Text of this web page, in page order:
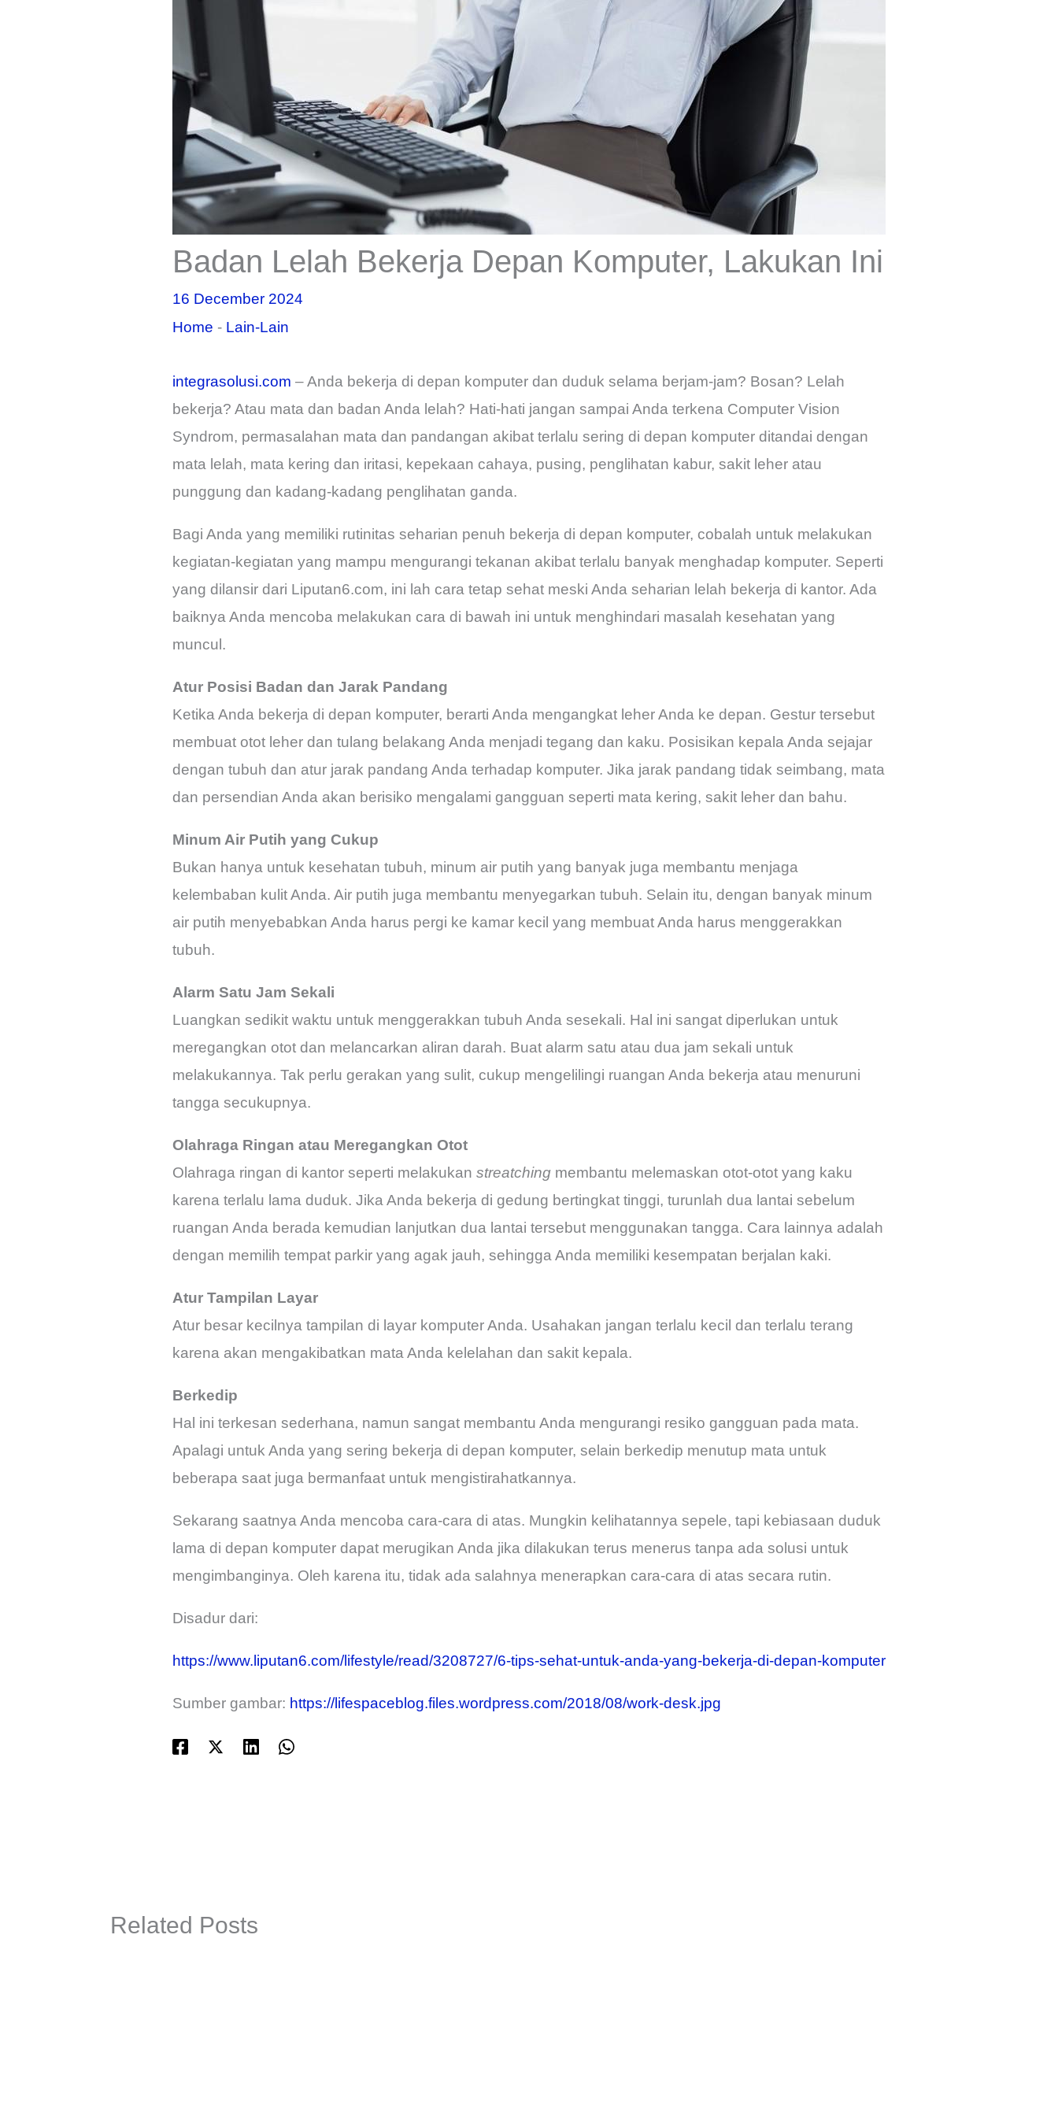
Badan Lelah Bekerja Depan Komputer, Lakukan Ini
16 December 2024
Home - Lain-Lain
integrasolusi.com – Anda bekerja di depan komputer dan duduk selama berjam-jam? Bosan? Lelah
bekerja? Atau mata dan badan Anda lelah? Hati-hati jangan sampai Anda terkena Computer Vision
Syndrom, permasalahan mata dan pandangan akibat terlalu sering di depan komputer ditandai dengan
mata lelah, mata kering dan iritasi, kepekaan cahaya, pusing, penglihatan kabur, sakit leher atau
punggung dan kadang-kadang penglihatan ganda.
Bagi Anda yang memiliki rutinitas seharian penuh bekerja di depan komputer, cobalah untuk melakukan
kegiatan-kegiatan yang mampu mengurangi tekanan akibat terlalu banyak menghadap komputer. Seperti
yang dilansir dari Liputan6.com, ini lah cara tetap sehat meski Anda seharian lelah bekerja di kantor. Ada
baiknya Anda mencoba melakukan cara di bawah ini untuk menghindari masalah kesehatan yang
muncul.
Atur Posisi Badan dan Jarak Pandang
Ketika Anda bekerja di depan komputer, berarti Anda mengangkat leher Anda ke depan. Gestur tersebut
membuat otot leher dan tulang belakang Anda menjadi tegang dan kaku. Posisikan kepala Anda sejajar
dengan tubuh dan atur jarak pandang Anda terhadap komputer. Jika jarak pandang tidak seimbang, mata
dan persendian Anda akan berisiko mengalami gangguan seperti mata kering, sakit leher dan bahu.
Minum Air Putih yang Cukup
Bukan hanya untuk kesehatan tubuh, minum air putih yang banyak juga membantu menjaga
kelembaban kulit Anda. Air putih juga membantu menyegarkan tubuh. Selain itu, dengan banyak minum
air putih menyebabkan Anda harus pergi ke kamar kecil yang membuat Anda harus menggerakkan
tubuh.
Alarm Satu Jam Sekali
Luangkan sedikit waktu untuk menggerakkan tubuh Anda sesekali. Hal ini sangat diperlukan untuk
meregangkan otot dan melancarkan aliran darah. Buat alarm satu atau dua jam sekali untuk
melakukannya. Tak perlu gerakan yang sulit, cukup mengelilingi ruangan Anda bekerja atau menuruni
tangga secukupnya.
Olahraga Ringan atau Meregangkan Otot
Olahraga ringan di kantor seperti melakukan streatchingmembantu melemaskan otot-otot yang kaku
karena terlalu lama duduk. Jika Anda bekerja di gedung bertingkat tinggi, turunlah dua lantai sebelum
ruangan Anda berada kemudian lanjutkan dua lantai tersebut menggunakan tangga. Cara lainnya adalah
dengan memilih tempat parkir yang agak jauh, sehingga Anda memiliki kesempatan berjalan kaki.
Atur Tampilan Layar
Atur besar kecilnya tampilan di layar komputer Anda. Usahakan jangan terlalu kecil dan terlalu terang
karena akan mengakibatkan mata Anda kelelahan dan sakit kepala.
Berkedip
Hal ini terkesan sederhana, namun sangat membantu Anda mengurangi resiko gangguan pada mata.
Apalagi untuk Anda yang sering bekerja di depan komputer, selain berkedip menutup mata untuk
beberapa saat juga bermanfaat untuk mengistirahatkannya.
Sekarang saatnya Anda mencoba cara-cara di atas. Mungkin kelihatannya sepele, tapi kebiasaan duduk
lama di depan komputer dapat merugikan Anda jika dilakukan terus menerus tanpa ada solusi untuk
mengimbanginya. Oleh karena itu, tidak ada salahnya menerapkan cara-cara di atas secara rutin.
Disadur dari:
https://www.liputan6.com/lifestyle/read/3208727/6-tips-sehat-untuk-anda-yang-bekerja-di-depan-komputer
Sumber gambar: https://lifespaceblog.files.wordpress.com/2018/08/work-desk.jpg
Related Posts